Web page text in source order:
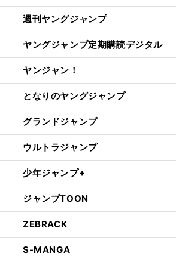
週刊ヤングジャンプ
ヤングジャンプ定期購読デジタル
ヤンジャン！
となりのヤングジャンプ
グランドジャンプ
ウルトラジャンプ
少年ジャンプ+
ジャンプTOON
ZEBRACK
S-MANGA